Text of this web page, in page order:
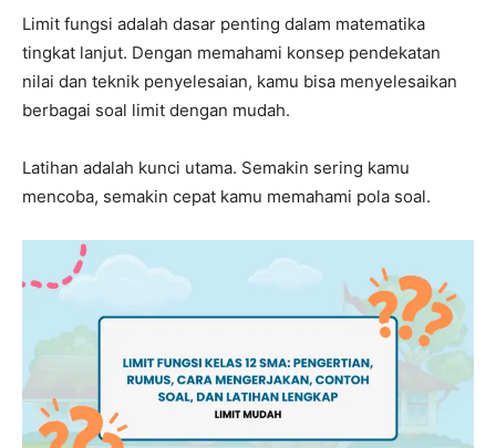
Limit fungsi adalah dasar penting dalam matematika
tingkat lanjut. Dengan memahami konsep pendekatan
nilai dan teknik penyelesaian, kamu bisa menyelesaikan
berbagai soal limit dengan mudah.
Latihan adalah kunci utama. Semakin sering kamu
mencoba, semakin cepat kamu memahami pola soal.